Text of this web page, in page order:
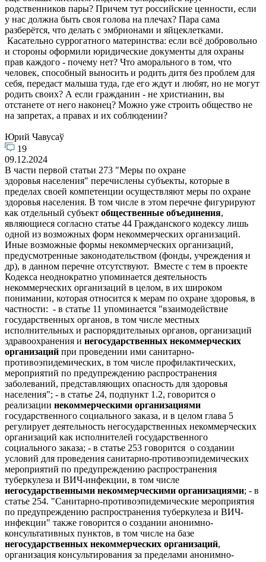
родственников пары? Причем тут российские ценности, если
у нас должна быть своя голова на плечах? Пара сама
разберётся, что делать с эмбрионами и яйцеклетками.
Касательно суррогатного материнства: если всё добровольно
и стороны оформили юридические документы для охраны
прав каждого - почему нет? Что аморального в том, что
человек, способный выносить и родить дитя без проблем для
себя, передаст малыша туда, где его ждут и любят, но не могут
родить своих? А если гражданин - не христианин, вы
отстанете от него наконец? Можно уже строить общество не
на запретах, а правах и их соблюдении?
Юрий Чавусаў
19
09.12.2024
В части первой статьи 273 "Меры по охране
здоровья населения" перечислены субъекты, которые в
пределах своей компетенции осуществляют меры по охране
здоровья населения. В том числе в этом перечне фигурируют
как отдельный субъект общественные объединения,
являющиеся согласно статье 44 Гражданского кодексу лишь
одной из возможных форм некоммерческих организаций.
Иные возможные формы некоммерческих организаций,
предусмотренные законодательством (фонды, учреждения и
др), в данном перечне отсутствуют. Вместе с тем в проекте
Кодекса неоднократно упоминается деятельность
некоммерческих организаций в целом, в их широком
понимании, которая относится к мерам по охране здоровья, в
частности: - в статье 11 упоминается "взаимодействие
государственных органов, в том числе местных
исполнительных и распорядительных органов, организаций
здравоохранения и негосударственных некоммерческих
организаций при проведении ими санитарно-
противоэпидемических, в том числе профилактических,
мероприятий по предупреждению распространения
заболеваний, представляющих опасность для здоровья
населения"; - в статье 24, подпункт 1.2, говорится о
реализации некоммерческими организациями
государственного социального заказа, и в целом глава 5
регулирует деятельность негосударственных некоммерческих
организаций как исполнителей государственного
социального заказа; - в статье 253 говорится о создании
условий для проведения санитарно-противоэпидемических
мероприятий по предупреждению распространения
туберкулеза и ВИЧ-инфекции, в том числе
негосударственными некоммерческими организациями; - в
статье 254. "Санитарно-противоэпидемические мероприятия
по предупреждению распространения туберкулеза и ВИЧ-
инфекции" также говорится о создании анонимно-
консультативных пунктов, в том числе на базе
негосударственных некоммерческих организаций,
организация консультирования за пределами анонимно-